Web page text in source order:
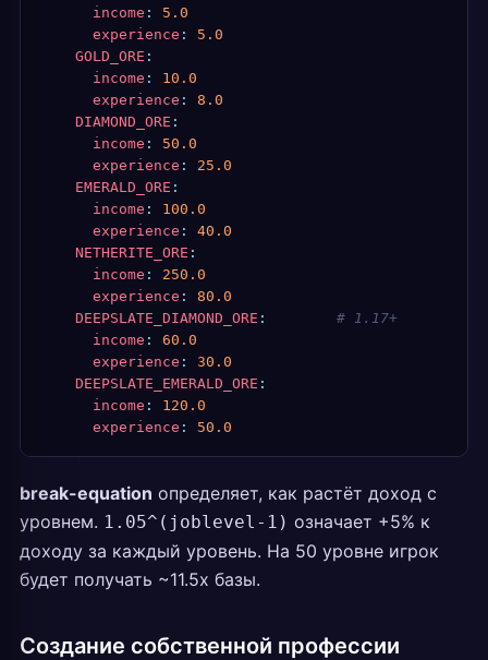
      income
:
5.0
      experience
:
5.0
    GOLD_ORE
:
      income
:
10.0
      experience
:
8.0
    DIAMOND_ORE
:
      income
:
50.0
      experience
:
25.0
    EMERALD_ORE
:
      income
:
100.0
      experience
:
40.0
    NETHERITE_ORE
:
      income
:
250.0
      experience
:
80.0
    DEEPSLATE_DIAMOND_ORE
:
        # 1.17+
      income
:
60.0
      experience
:
30.0
    DEEPSLATE_EMERALD_ORE
:
      income
:
120.0
      experience
: 50.0
break-equation определяет, как растёт доход с
уровнем. 1.05^(joblevel-1) означает +5% к
доходу за каждый уровень. На 50 уровне игрок
будет получать ~11.5x базы.
Создание собственной профессии